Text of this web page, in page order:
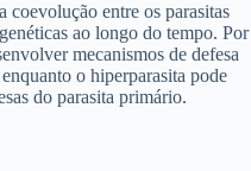
coevolução entre os parasitas
ao longo do tempo. Por
mecanismos de defesa
o hiperparasita pode
do parasita primário.